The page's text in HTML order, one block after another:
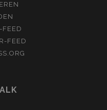
FEED
FEED